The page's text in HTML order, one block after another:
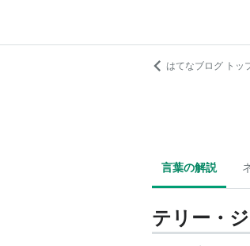
はてなブログ トッ
言葉の解説
テリー・